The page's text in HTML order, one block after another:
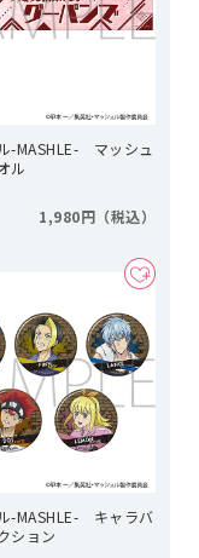
-MASHLE- マッシュ
ル
1,980円
-MASHLE- キャラバ
ション